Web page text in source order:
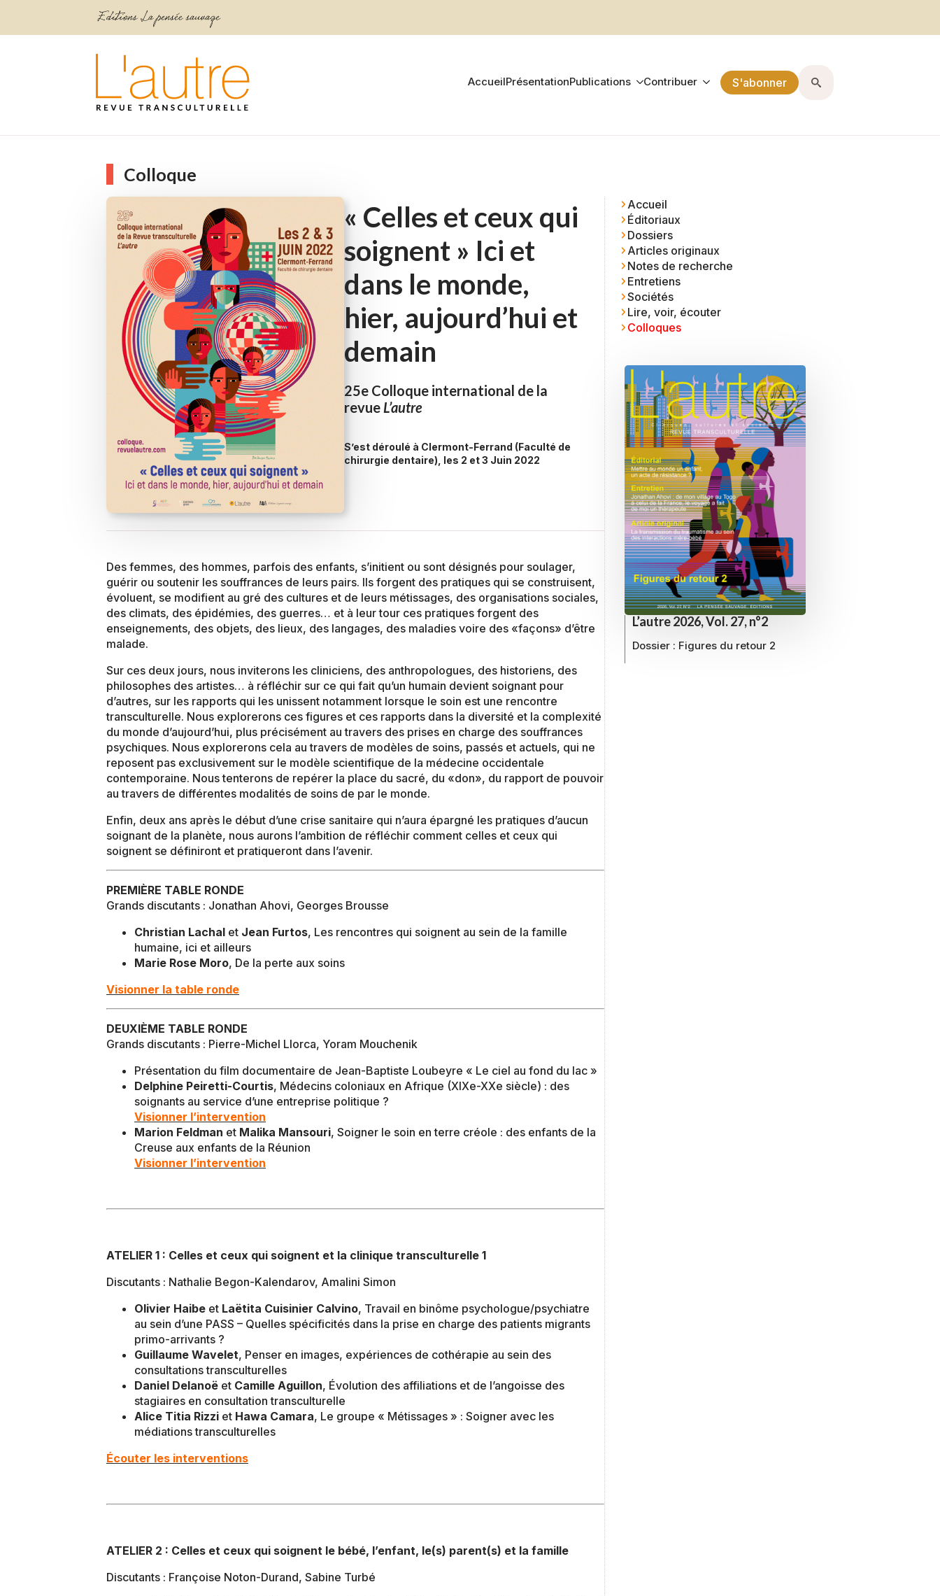
AccueilPrésentationPublications Contribuer S'abonner
Colloque
« Celles et ceux qui
soignent » Ici et
dans le monde,
hier, aujourd’hui et
demain
25e Colloque international de la
revueL’autre
S’est déroulé à Clermont-Ferrand (Faculté de
chirurgie dentaire), les 2 et 3 Juin 2022
Des femmes, des hommes, parfois des enfants, s’initient ou sont désignés pour soulager,
guérir ou soutenir les souffrances de leurs pairs. Ils forgent des pratiques qui se construisent,
évoluent, se modifient au gré des cultures et de leurs métissages, des organisations sociales,
des climats, des épidémies, des guerres… et à leur tour ces pratiques forgent des
enseignements, des objets, des lieux, des langages, des maladies voire des «façons» d’être
malade.
Sur ces deux jours, nous inviterons les cliniciens, des anthropologues, des historiens, des
philosophes des artistes… à réfléchir sur ce qui fait qu’un humain devient soignant pour
d’autres, sur les rapports qui les unissent notamment lorsque le soin est une rencontre
transculturelle. Nous explorerons ces figures et ces rapports dans la diversité et la complexité
du monde d’aujourd’hui, plus précisément au travers des prises en charge des souffrances
psychiques. Nous explorerons cela au travers de modèles de soins, passés et actuels, qui ne
reposent pas exclusivement sur le modèle scientifique de la médecine occidentale
contemporaine. Nous tenterons de repérer la place du sacré, du «don», du rapport de pouvoir
au travers de différentes modalités de soins de par le monde.
Enfin, deux ans après le début d’une crise sanitaire qui n’aura épargné les pratiques d’aucun
soignant de la planète, nous aurons l’ambition de réfléchir comment celles et ceux qui
soignent se définiront et pratiqueront dans l’avenir.
PREMIÈRE TABLE RONDE
Grands discutants : Jonathan Ahovi, Georges Brousse
Christian Lachal et Jean Furtos, Les rencontres qui soignent au sein de la famille
humaine, ici et ailleurs
Marie Rose Moro, De la perte aux soins
Visionner la table ronde
DEUXIÈME TABLE RONDE
Grands discutants : Pierre-Michel Llorca, Yoram Mouchenik
Présentation du film documentaire de Jean-Baptiste Loubeyre « Le ciel au fond du lac »
Delphine Peiretti-Courtis, Médecins coloniaux en Afrique (XIXe-XXe siècle) : des
soignants au service d’une entreprise politique ?
Visionner l’intervention
Marion Feldman et Malika Mansouri, Soigner le soin en terre créole : des enfants de la
Creuse aux enfants de la Réunion
Visionner l’intervention
ATELIER 1 : Celles et ceux qui soignent et la clinique transculturelle 1
Discutants : Nathalie Begon-Kalendarov, Amalini Simon
Olivier Haibe et Laëtita Cuisinier Calvino, Travail en binôme psychologue/psychiatre
au sein d’une PASS – Quelles spécificités dans la prise en charge des patients migrants
primo-arrivants ?
Guillaume Wavelet, Penser en images, expériences de cothérapie au sein des
consultations transculturelles
Daniel Delanoë et Camille Aguillon, Évolution des affiliations et de l’angoisse des
stagiaires en consultation transculturelle
Alice Titia Rizzi et Hawa Camara, Le groupe « Métissages » : Soigner avec les
médiations transculturelles
Écouter les interventions
ATELIER 2 : Celles et ceux qui soignent le bébé, l’enfant, le(s) parent(s) et la famille
Discutants : Françoise Noton-Durand, Sabine Turbé
Accueil
Éditoriaux
Dossiers
Articles originaux
Notes de recherche
Entretiens
Sociétés
Lire, voir, écouter
Colloques
L’autre 2026, Vol. 27, n°2
Dossier : Figures du retour 2